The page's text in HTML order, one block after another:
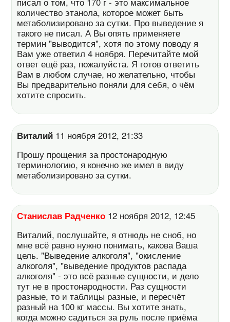
количество этанола, которое может быть
метаболизировано за сутки. Про выведение я
такого не писал. А Вы опять применяете
термин "выводится", хотя по этому поводу я
Вам уже ответил 4 ноября. Перечитайте мой
ответ ещё раз, пожалуйста. Я готов ответить
Вам в любом случае, но желательно, чтобы
Вы предварительно поняли для себя, о чём
хотите спросить.
Виталий 11 ноября 2012, 21:33
Прошу прощения за простонародную
терминологию, я конечно же имел в виду
метаболизировано за сутки.
Станислав Радченко 12 ноября 2012, 12:45
Виталий, послушайте, я отнюдь не сноб, но
мне всё равно нужно понимать, какова Ваша
цель. "Выведение алкоголя", "окисление
алкоголя", "выведение продуктов распада
алкоголя" - это всё разные сущности, и дело
тут не в простонародности. Раз сущности
разные, то и таблицы разные, и пересчёт
разный на 100 кг массы. Вы хотите знать,
когда можно садиться за руль после приёма